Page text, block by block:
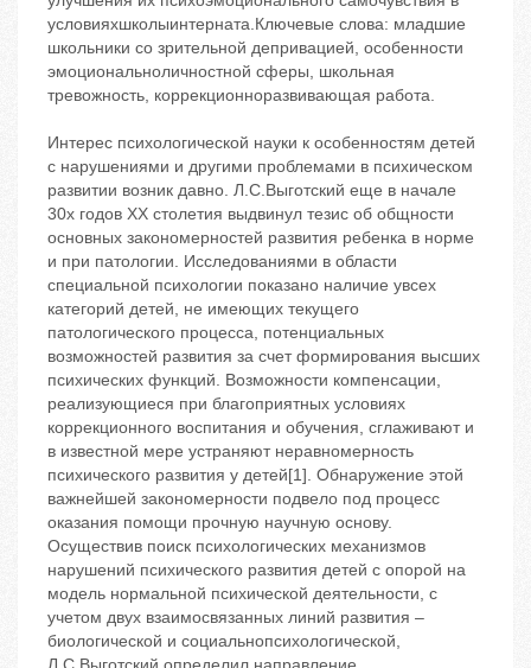
условияхшколыинтерната.Ключевые слова: младшие
школьники со зрительной депривацией, особенности
эмоциональноличностной сферы, школьная
тревожность, коррекционноразвивающая работа.
Интерес психологической науки к особенностям детей
с нарушениями и другими проблемами в психическом
развитии возник давно. Л.С.Выготский еще в начале
30х годов ХХ столетия выдвинул тезис об общности
основных закономерностей развития ребенка в норме
и при патологии. Исследованиями в области
специальной психологии показано наличие увсех
категорий детей, не имеющих текущего
патологического процесса, потенциальных
возможностей развития за счет формирования высших
психических функций. Возможности компенсации,
реализующиеся при благоприятных условиях
коррекционного воспитания и обучения, сглаживают и
в известной мере устраняют неравномерность
психического развития у детей[1]. Обнаружение этой
важнейшей закономерности подвело под процесс
оказания помощи прочную научную основу.
Осуществив поиск психологических механизмов
нарушений психического развития детей с опорой на
модель нормальной психической деятельности, с
учетом двух взаимосвязанных линий развития –
биологической и социальнопсихологической,